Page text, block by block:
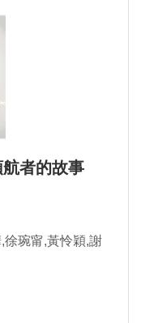
者的故事
徐琬甯,黃怜穎,謝